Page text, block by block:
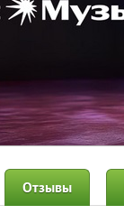
Отзывы